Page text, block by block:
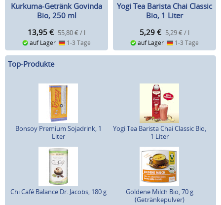
Kurkuma-Getränk Govinda
Bio, 250 ml
13,95 € 55,80 € / l
auf Lager 1-3 Tage
Yogi Tea Barista Chai Classic
Bio, 1 Liter
5,29 € 5,29 € / l
auf Lager 1-3 Tage
Top-Produkte
Bonsoy Premium Sojadrink, 1
Liter
Yogi Tea Barista Chai Classic Bio,
1 Liter
Chi Café Balance Dr. Jacobs, 180 g
Goldene Milch Bio, 70 g
(Getränkepulver)